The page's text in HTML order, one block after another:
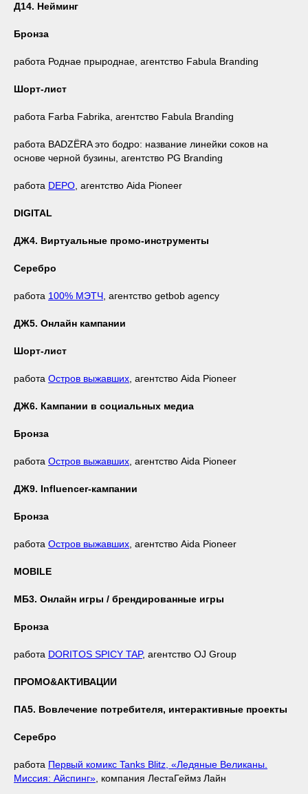
Д14. Нейминг
Бронза
работа Роднае прыроднае, агентство Fabula Branding
Шорт-лист
работа Farba Fabrika, агентство Fabula Branding
работа BADZЁRA это бодро: название линейки соков на
основе черной бузины, агентство PG Branding
работа DEPO , агентство Aida Pioneer
DIGITAL
ДЖ4. Виртуальные промо-инструменты
Серебро
работа 100% МЭТЧ , агентство getbob agency
ДЖ5. Онлайн кампании
Шорт-лист
работа Остров выжавших , агентство Aida Pioneer
ДЖ6. Кампании в социальных медиа
Бронза
работа Остров выжавших , агентство Aida Pioneer
ДЖ9. Influencer-кампании
Бронза
работа Остров выжавших , агентство Aida Pioneer
MOBILE
МБ3. Онлайн игры / брендированные игры
Бронза
работа DORITOS SPICY TAP, агентство OJ Group
ПРОМО&АКТИВАЦИИ
ПА5. Вовлечение потребителя, интерактивные проекты
Серебро
работа Первый комикс Tanks Blitz, «Ледяные Великаны.
Миссия: Айспинг» , компания ЛестаГеймз Лайн